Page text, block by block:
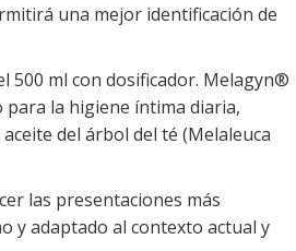
una mejor identificación de
500 ml con dosificador. Melagyn®
la higiene íntima diaria,
del árbol del té (Melaleuca
las presentaciones más
y adaptado al contexto actual y